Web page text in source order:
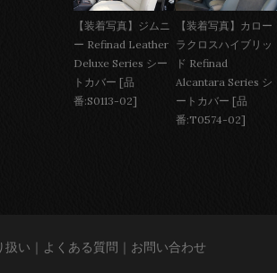
【装着写真】ジムニ
ー Refinad Leather
Deluxe Series シー
トカバー [品
番:S0113-02]
【装着写真】カロー
ラクロスハイブリッ
ド Refinad
Alcantara Series シ
ートカバー [品
番:T0574-02]
扱い ｜ よくある質問 ｜ お問い合わせ